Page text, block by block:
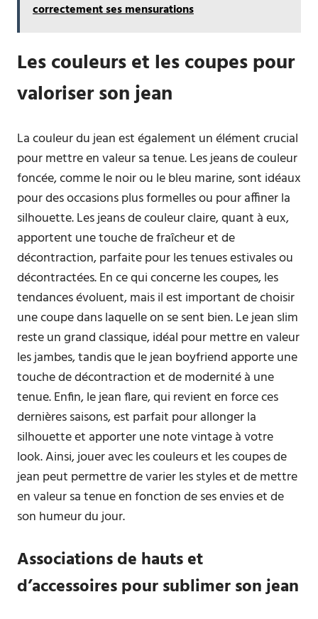
correctement ses mensurations
Les couleurs et les coupes pour
valoriser son jean
La couleur du jean est également un élément crucial
pour mettre en valeur sa tenue. Les jeans de couleur
foncée, comme le noir ou le bleu marine, sont idéaux
pour des occasions plus formelles ou pour affiner la
silhouette. Les jeans de couleur claire, quant à eux,
apportent une touche de fraîcheur et de
décontraction, parfaite pour les tenues estivales ou
décontractées. En ce qui concerne les coupes, les
tendances évoluent, mais il est important de choisir
une coupe dans laquelle on se sent bien. Le jean slim
reste un grand classique, idéal pour mettre en valeur
les jambes, tandis que le jean boyfriend apporte une
touche de décontraction et de modernité à une
tenue. Enfin, le jean flare, qui revient en force ces
dernières saisons, est parfait pour allonger la
silhouette et apporter une note vintage à votre
look. Ainsi, jouer avec les couleurs et les coupes de
jean peut permettre de varier les styles et de mettre
en valeur sa tenue en fonction de ses envies et de
son humeur du jour.
Associations de hauts et
d’accessoires pour sublimer son jean